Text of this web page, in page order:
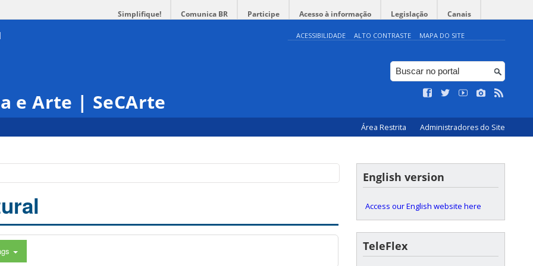
Simplifique! Comunica BR Participe Acesso à informação Legislação Canais
ACESSIBILIDADE ALTO CONTRASTE MAPA DO SITE
e Arte | SeCArte
Área Restrita Administradores do Site
English version
Access our English website here
TeleFlex